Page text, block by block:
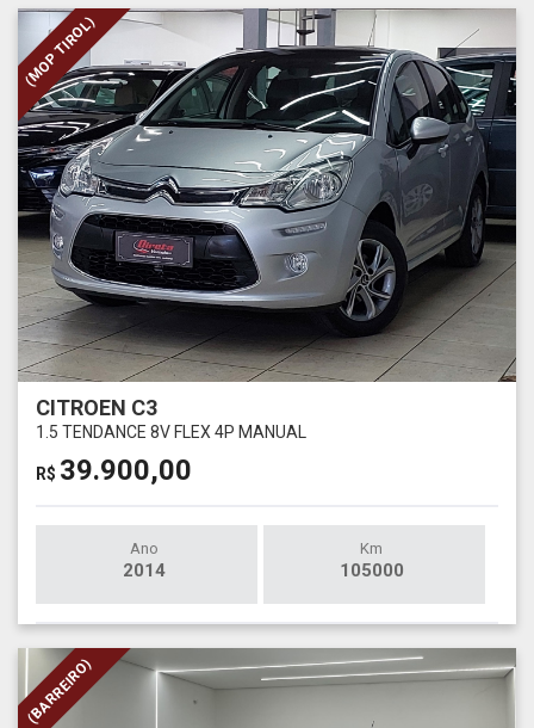
(MOP TIROL)
CITROEN C3
1.5 TENDANCE 8V FLEX 4P MANUAL
R$ 39.900,00
Ano
2014
Km
105000
(BARREIRO)